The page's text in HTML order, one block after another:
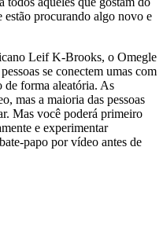
procurando algo novo e
Leif K-Brooks, o Omegle
se conectem umas com
de forma aleatória. As
mas a maioria das pessoas
Mas você poderá primeiro
e experimentar
papo por vídeo antes de